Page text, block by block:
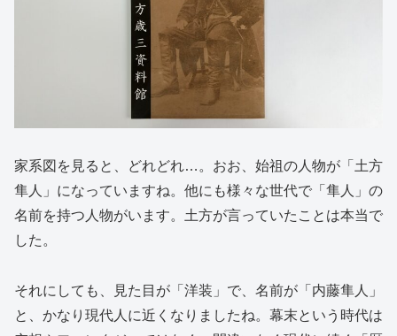
家系図を見ると、どれどれ…。おお、始祖の人物が「土方
隼人」になっていますね。他にも様々な世代で「隼人」の
名前を持つ人物がいます。土方が言っていたことは本当で
した。
それにしても、見た目が「洋装」で、名前が「内藤隼人」
と、かなり現代人に近くなりましたね。幕末という時代は